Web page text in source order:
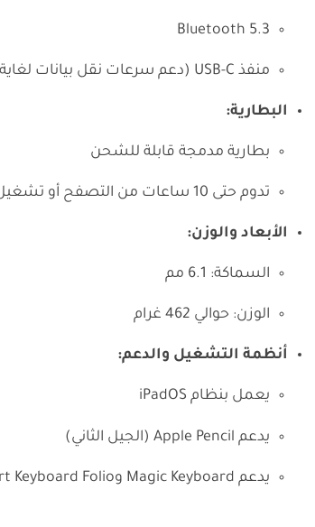
Bluetooth 5.3
منفذ USB-C (دعم سرعات نقل بيانات لغاية 10Gbps)
البطارية:
بطارية مدمجة قابلة للشحن
تدوم حتى 10 ساعات من التصفح أو تشغيل الفيديو
الأبعاد والوزن:
السماكة: 6.1 مم
الوزن: حوالي 462 غرام
أنظمة التشغيل والدعم:
يعمل بنظام iPadOS
يدعم Apple Pencil (الجيل الثاني)
يدعم Magic Keyboard وSmart Keyboard Folio